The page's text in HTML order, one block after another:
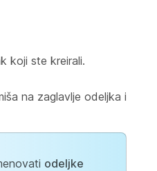
koji ste kreirali.
na zaglavlje odeljka i
odeljke